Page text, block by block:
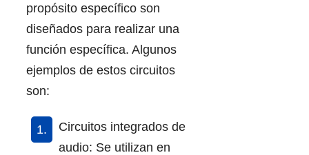
propósito específico son
diseñados para realizar una
función específica. Algunos
ejemplos de estos circuitos
son:
Circuitos integrados de
audio: Se utilizan en